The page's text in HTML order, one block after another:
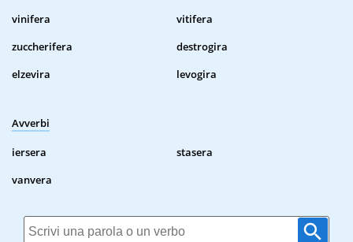
vinifera
vitifera
zuccherifera
destrogira
elzevira
levogira
Avverbi
iersera
stasera
vanvera